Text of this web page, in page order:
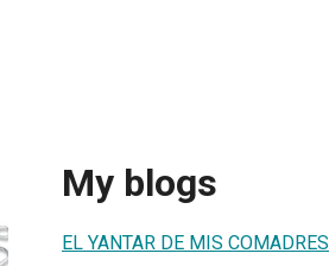
My blogs
EL YANTAR DE MIS COMADRES